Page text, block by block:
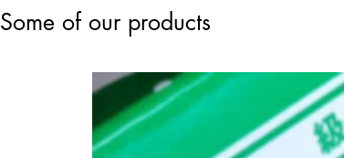
Some of our products